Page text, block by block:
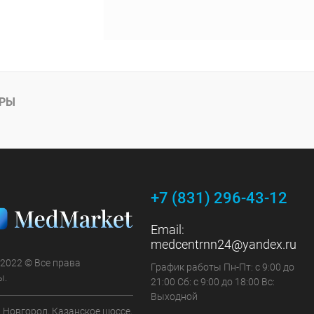
© Все права
Казанское шоссе,
+7 (831) 296-43-12
Email:
medcentrnn24@yandex.ru
График работы Пн-Пт: с 9:00 до
21:00 Сб: с 9:00 до 18:00 Вс:
Выходной